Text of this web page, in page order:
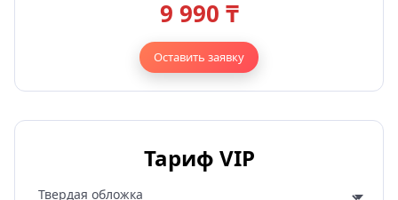
9 990 ₸
Оставить заявку
Тариф VIP